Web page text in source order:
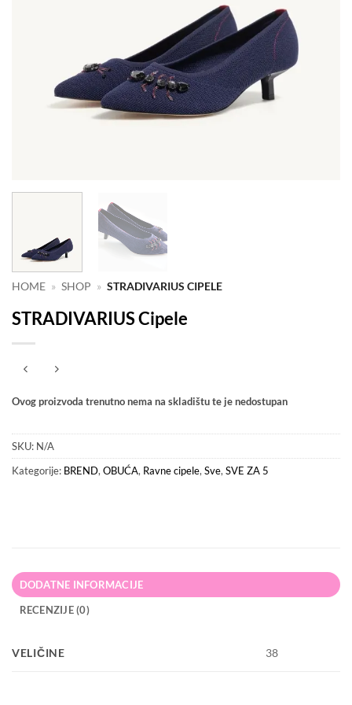
HOME » SHOP » STRADIVARIUS CIPELE
STRADIVARIUS Cipele
Ovog proizvoda trenutno nema na skladištu te je nedostupan
SKU: N/A
Kategorije: BREND,OBUĆA, Ravne cipele,Sve,SVE ZA 5
DODATNE INFORMACIJE
RECENZIJE (0)
VELIČINE 38